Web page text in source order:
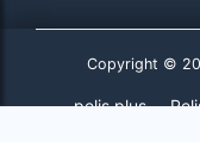
Copyright ©
pelis plus